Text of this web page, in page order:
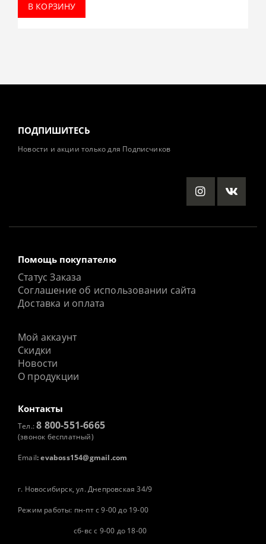
В КОРЗИНУ
ПОДПИШИТЕСЬ
Новости и акции только для Подписчиков
Помощь покупателю
Статус Заказа
Соглашение об использовании сайта
Доставка и оплата
Мой аккаунт
Скидки
Новости
О продукции
Контакты
Тел.:8 800-551-6665
(звонок бесплатный)
Email: evaboss154@gmail.com
г. Новосибирск, ул. Днепровская 34/9
Режим работы: пн-пт с 9-00 до 19-00
сб-вс с 9-00 до 18-00